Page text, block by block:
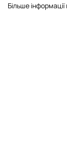
Більше